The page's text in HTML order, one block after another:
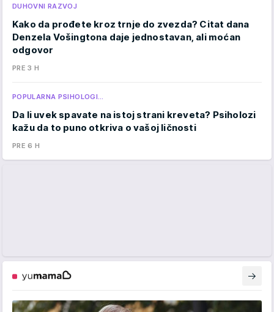
DUHOVNI RAZVOJ
Kako da prođete kroz trnje do zvezda? Citat dana
Denzela Vošingtona daje jednostavan, ali moćan
odgovor
PRE 3 H
POPULARNA PSIHOLOGI…
Da li uvek spavate na istoj strani kreveta? Psiholozi
kažu da to puno otkriva o vašoj ličnosti
PRE 6 H